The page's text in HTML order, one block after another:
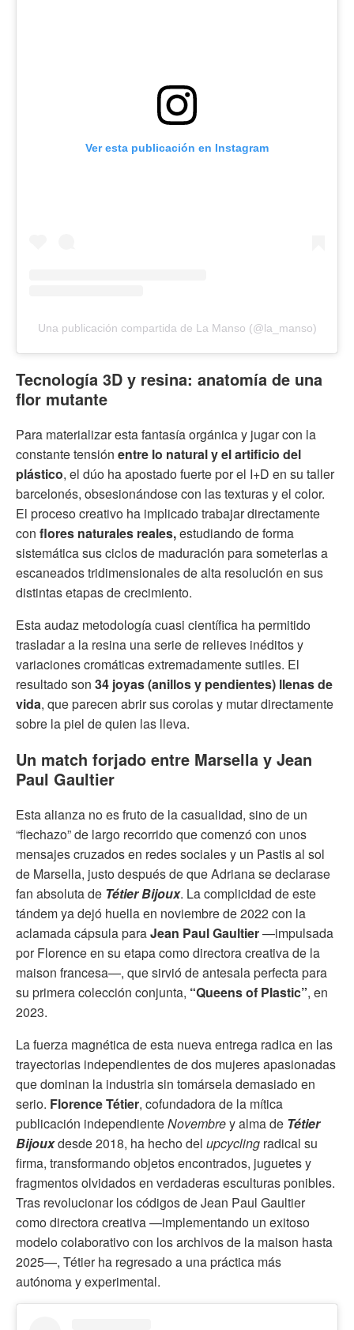
Ver esta publicación en Instagram
Una publicación compartida de La Manso (@la_manso)
Tecnología 3D y resina: anatomía de una
flor mutante
Para materializar esta fantasía orgánica y jugar con la
constante tensión entre lo natural y el artificio del
plástico, el dúo ha apostado fuerte por el I+D en su taller
barcelonés, obsesionándose con las texturas y el color.
El proceso creativo ha implicado trabajar directamente
con flores naturales reales,estudiando de forma
sistemática sus ciclos de maduración para someterlas a
escaneados tridimensionales de alta resolución en sus
distintas etapas de crecimiento.
Esta audaz metodología cuasi científica ha permitido
trasladar a la resina una serie de relieves inéditos y
variaciones cromáticas extremadamente sutiles. El
resultado son 34 joyas (anillos y pendientes) llenas de
vida, que parecen abrir sus corolas y mutar directamente
sobre la piel de quien las lleva.
Un match forjado entre Marsella y Jean
Paul Gaultier
Esta alianza no es fruto de la casualidad, sino de un
“flechazo” de largo recorrido que comenzó con unos
mensajes cruzados en redes sociales y un Pastis al sol
de Marsella, justo después de que Adriana se declarase
fan absoluta de Tétier Bijoux. La complicidad de este
tándem ya dejó huella en noviembre de 2022 con la
aclamada cápsula paraJean Paul Gaultier—impulsada
por Florence en su etapa como directora creativa de la
maison francesa—, que sirvió de antesala perfecta para
su primera colección conjunta, “Queens of Plastic”, en
2023.
La fuerza magnética de esta nueva entrega radica en las
trayectorias independientes de dos mujeres apasionadas
que dominan la industria sin tomársela demasiado en
serio. Florence Tétier, cofundadora de la mítica
publicación independienteNovembrey alma de Tétier
Bijouxdesde 2018, ha hecho del upcycling radical su
firma, transformando objetos encontrados, juguetes y
fragmentos olvidados en verdaderas esculturas ponibles.
Tras revolucionar los códigos de Jean Paul Gaultier
como directora creativa —implementando un exitoso
modelo colaborativo con los archivos de la maison hasta
2025—, Tétier ha regresado a una práctica más
autónoma y experimental.